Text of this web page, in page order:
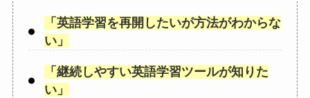
「 英語学習を再開したいが方法がわからな
い」
「 継続しやすい英語学習ツールが知りた
い」